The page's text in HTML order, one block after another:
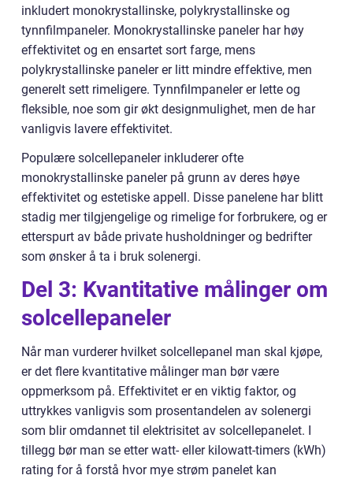
inkludert monokrystallinske, polykrystallinske og
tynnfilmpaneler. Monokrystallinske paneler har høy
effektivitet og en ensartet sort farge, mens
polykrystallinske paneler er litt mindre effektive, men
generelt sett rimeligere. Tynnfilmpaneler er lette og
fleksible, noe som gir økt designmulighet, men de har
vanligvis lavere effektivitet.
Populære solcellepaneler inkluderer ofte
monokrystallinske paneler på grunn av deres høye
effektivitet og estetiske appell. Disse panelene har blitt
stadig mer tilgjengelige og rimelige for forbrukere, og er
etterspurt av både private husholdninger og bedrifter
som ønsker å ta i bruk solenergi.
Del 3: Kvantitative målinger om
solcellepaneler
Når man vurderer hvilket solcellepanel man skal kjøpe,
er det flere kvantitative målinger man bør være
oppmerksom på. Effektivitet er en viktig faktor, og
uttrykkes vanligvis som prosentandelen av solenergi
som blir omdannet til elektrisitet av solcellepanelet. I
tillegg bør man se etter watt- eller kilowatt-timers (kWh)
rating for å forstå hvor mye strøm panelet kan